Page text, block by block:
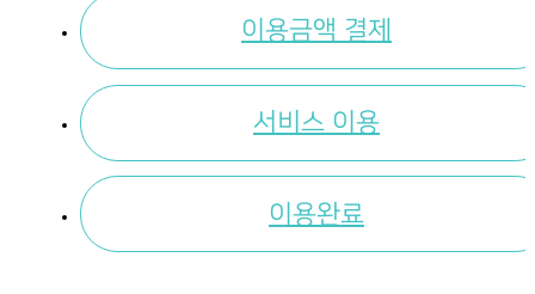
이용금액 결제
서비스 이용
이용완료